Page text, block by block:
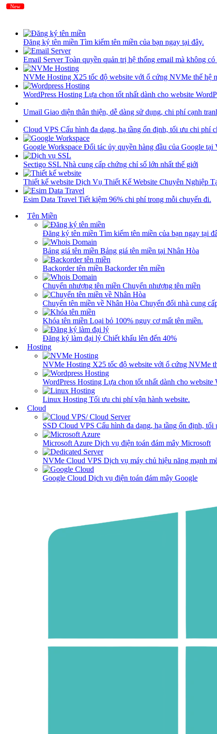
Đăng ký tên miền Tìm kiếm tên miền của bạn ngay tại đây.
Email ServerToàn quyền quản trị hệ thống email mà không
NVMe Hosting X25 tốc độ website với ổ cứng NVMe thế hệ
WordPress Hosting Lựa chọn tốt nhất dành cho website
Umail Giao diện thân thiện, dễ dàng sử dụng, chi phí cạnh
Cloud VPS Cấu hình đa dạng, hạ tầng ổn định, tối ưu chi phí
Google Workspace Đối tác ủy quyền hàng đầu của Google tại
Sectigo SSL Nhà cung cấp chứng chỉ số lớn nhất thế giới
Thiết kế website Dịch Vụ Thiết Kế Website Chuyên Nghiệp
Esim Data Travel Tiết kiệm 96% chi phí trong mỗi chuyến đi.
Tên Miền
Đăng ký tên miền Tìm kiếm tên miền của bạn ngay tại
Bảng giá tên miền Bảng giá tên miền tại Nhân Hòa
Backorder tên miền Backorder tên miền
Chuyển nhượng tên miền Chuyển nhượng tên miền
Chuyển tên miền về Nhân Hòa Chuyển đổi nhà cung
Khóa tên miền Loại bỏ 100% nguy cơ mất tên miền.
Đăng ký làm đại lý Chiết khấu lên đến 40%
Hosting
NVMe Hosting X25 tốc độ website với ổ cứng NVMe
WordPress Hosting Lựa chọn tốt nhất dành cho website
Linux Hosting Tối ưu chi phí vận hành website.
New
Cloud
SSD Cloud VPS Cấu hình đa dạng, hạ tầng ổn định,
Microsoft Azure Dịch vụ điện toán đám mây Microsoft
NVMe Cloud VPS Dịch vụ máy chủ hiệu năng mạnh
Google Cloud Dịch vụ điện toán đám mây Google
New